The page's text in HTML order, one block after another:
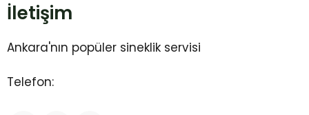
İletişim
Ankara'nın popüler sineklik servisi
Telefon: